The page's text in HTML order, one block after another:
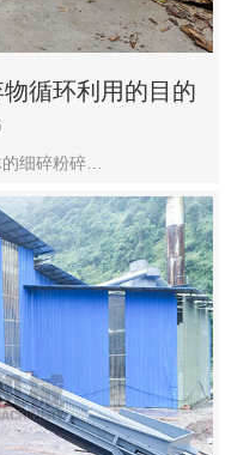
循环利用的目的
细碎粉碎…